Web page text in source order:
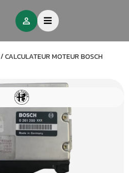
/CALCULATEUR MOTEUR BOSCH